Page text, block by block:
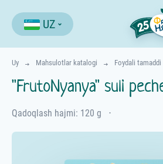
UZ
Uy Mahsulotlar katalogi Foydali tamaddi
"FrutoNyanya" suli
Qadoqlash hajmi: 120 g ⋅